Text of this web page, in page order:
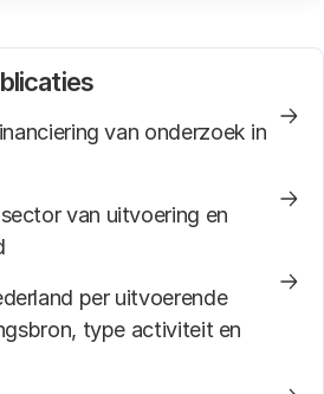
graag naar de
van onderzoek in
van uitvoering en
per uitvoerende
type activiteit en